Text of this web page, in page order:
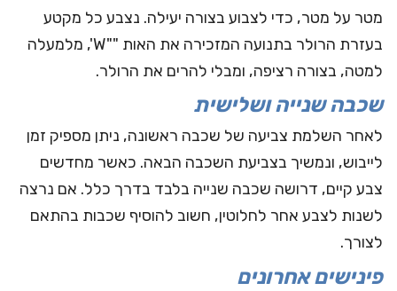
מטר על מטר, כדי לצבוע בצורה יעילה. נצבע כל מקטע
בעזרת הרולר בתנועה המזכירה את האות ""W', מלמעלה
למטה, בצורה רציפה, ומבלי להרים את הרולר.
שכבה שנייה ושלישית
לאחר השלמת צביעה של שכבה ראשונה, ניתן מספיק זמן
לייבוש, ונמשיך בצביעת השכבה הבאה. כאשר מחדשים
צבע קיים, דרושה שכבה שנייה בלבד בדרך כלל. אם נרצה
לשנות לצבע אחר לחלוטין, חשוב להוסיף שכבות בהתאם
לצורך.
פינישים אחרונים